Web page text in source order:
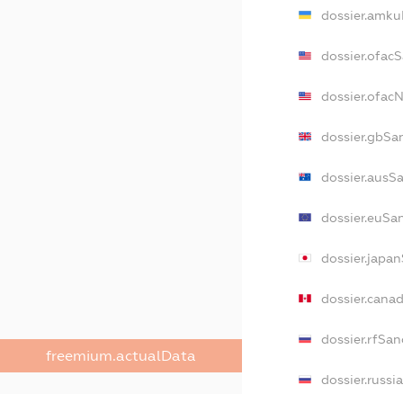
freemium.actualData